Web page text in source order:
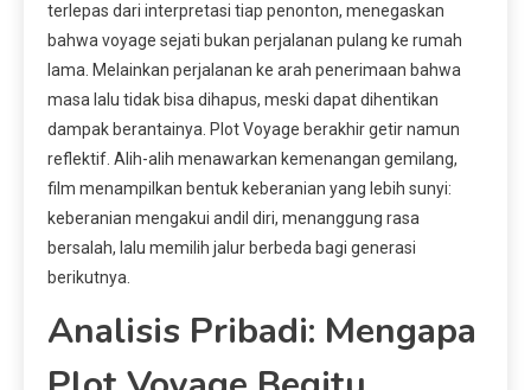
terlepas dari interpretasi tiap penonton, menegaskan
bahwa voyage sejati bukan perjalanan pulang ke rumah
lama. Melainkan perjalanan ke arah penerimaan bahwa
masa lalu tidak bisa dihapus, meski dapat dihentikan
dampak berantainya. Plot Voyage berakhir getir namun
reflektif. Alih-alih menawarkan kemenangan gemilang,
film menampilkan bentuk keberanian yang lebih sunyi:
keberanian mengakui andil diri, menanggung rasa
bersalah, lalu memilih jalur berbeda bagi generasi
berikutnya.
Analisis Pribadi: Mengapa